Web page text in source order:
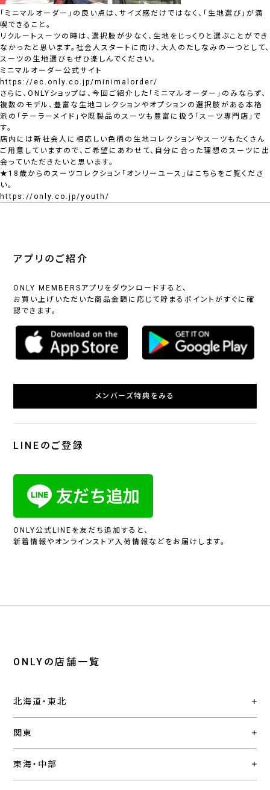
「ミニマルオーダー」の良い点は、サイズ感だけではなく、「生地選び」が満
喫できること。
リクルートスーツの時は、選択肢が少なく、生地をじっくりと選ぶことができ
なかったと思います。社会人スタートに向け、大人のたしなみの一つとして、
スーツの生地選びもぜひ楽しんでください。
ミニマルオーダー公式サイト
https://ec.only.co.jp/minimalorder/
さらに、ONLYショップは、今回ご紹介した「ミニマルオーダー」のみならず、
複数のモデル、豊富な生地コレクションやオプションの選択肢がある本格
派の「テーラーメイド」や既製品のスーツも豊富に扱う「スーツ専門店」で
す。
店内には新社会人に相応しい色柄の生地コレクションやスーツもたくさん
ご用意していますので、ご希望にあわせて、自分に合った理想のスーツに出
会っていただきたいと思います。
★18歳からのスーツコレクション「オンリーユース」はこちらをご覧くださ
い。
https://only.co.jp/youth/
アプリのご紹介
ONLY MEMBERSアプリをダウンロードすると、
お買い上げいただいた商品金額に応じて貯まるポイントがすぐに確
認できます。
メンバーズ特典をみる
LINEのご登録
ONLY公式LINEを友だち追加すると、
新着情報やオンラインストア入荷情報などをお届けします。
ONLYの店舗一覧
北海道・東北
関東
東海・中部